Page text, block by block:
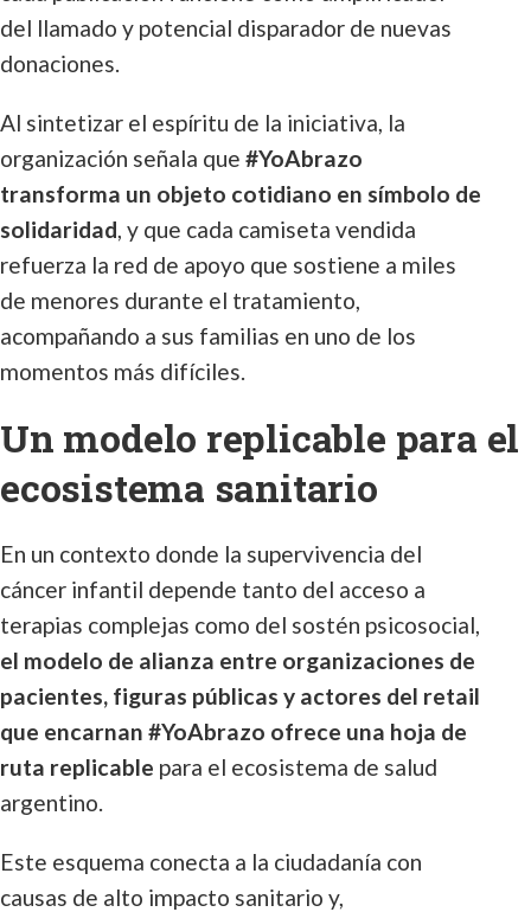
del llamado y potencial disparador de nuevas
donaciones.
Al sintetizar el espíritu de la iniciativa, la
organización señala que #YoAbrazo
transforma un objeto cotidiano en símbolo de
solidaridad, y que cada camiseta vendida
refuerza la red de apoyo que sostiene a miles
de menores durante el tratamiento,
acompañando a sus familias en uno de los
momentos más difíciles.
Un modelo replicable para el
ecosistema sanitario
En un contexto donde la supervivencia del
cáncer infantil depende tanto del acceso a
terapias complejas como del sostén psicosocial,
el modelo de alianza entre organizaciones de
pacientes, figuras públicas y actores del retail
que encarnan #YoAbrazo ofrece una hoja de
ruta replicable para el ecosistema de salud
argentino.
Este esquema conecta a la ciudadanía con
causas de alto impacto sanitario y,